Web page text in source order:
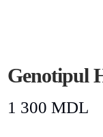
Genotipul
1 300 MDL